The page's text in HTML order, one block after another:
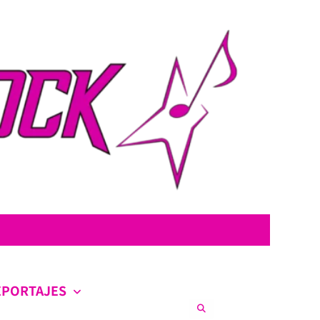
en la escena nacional e internacional.